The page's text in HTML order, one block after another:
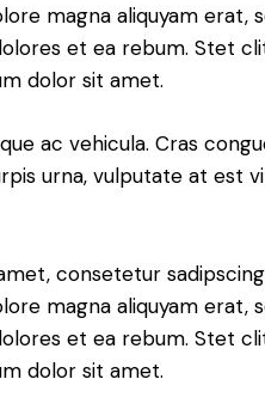
magna aliquyam erat,
et ea rebum. Stet
dolor sit amet.
ac vehicula. Cras
urna, vulputate at est
consetetur
magna aliquyam erat,
et ea rebum. Stet
dolor sit amet.